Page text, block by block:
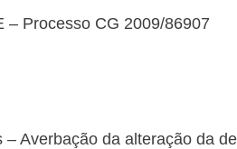
– Processo CG 2009/86907
– Averbação da alteração da